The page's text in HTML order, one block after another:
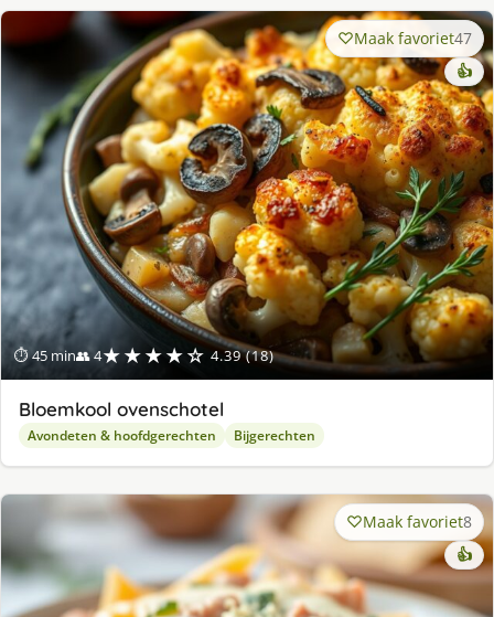
⏱ 45 min👥 4★★★★☆ 4.39 (18)
Maak favoriet47
👍
Bloemkool ovenschotel
Avondeten & hoofdgerechten Bijgerechten
Maak favoriet8
👍